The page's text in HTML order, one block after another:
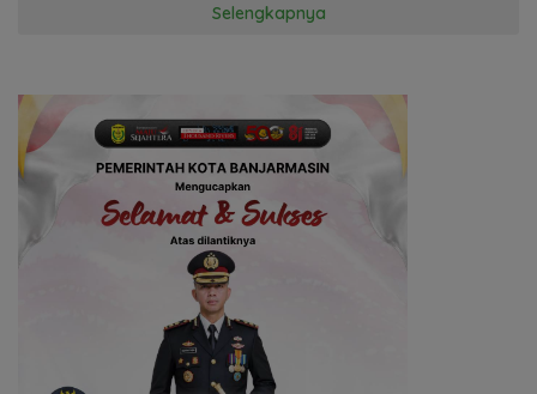
Selengkapnya